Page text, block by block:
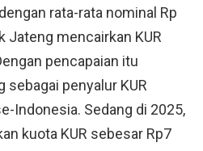
rata-rata nominal Rp
Jateng mencairkan KUR
pencapaian itu
sebagai penyalur KUR
Indonesia. Sedang di 2025,
kuota KUR sebesar Rp7